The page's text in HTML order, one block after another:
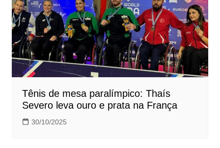
Tênis de mesa paralímpico: Thaís
Severo leva ouro e prata na França
30/10/2025